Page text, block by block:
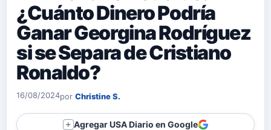
¿Cuánto Dinero Podría
Ganar Georgina Rodríguez
si se Separa de Cristiano
Ronaldo?
16/08/2024por Christine S.
＋ Agregar USA Diario en Google